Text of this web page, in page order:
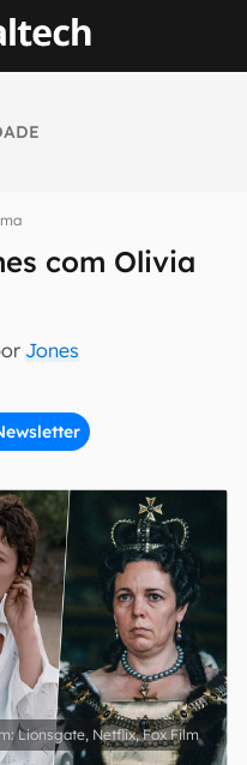
com Olivia
Jones
em primeira
Canaltech.
Lionsgate, Netflix, Fox Film